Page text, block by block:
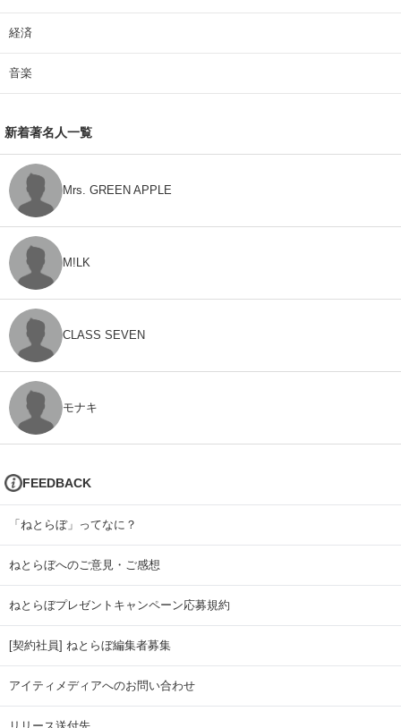
経済
音楽
新着著名人一覧
Mrs. GREEN APPLE
M!LK
CLASS SEVEN
モナキ
FEEDBACK
「ねとらぼ」ってなに？
ねとらぼへのご意見・ご感想
ねとらぼプレゼントキャンペーン応募規約
[契約社員] ねとらぼ編集者募集
アイティメディアへのお問い合わせ